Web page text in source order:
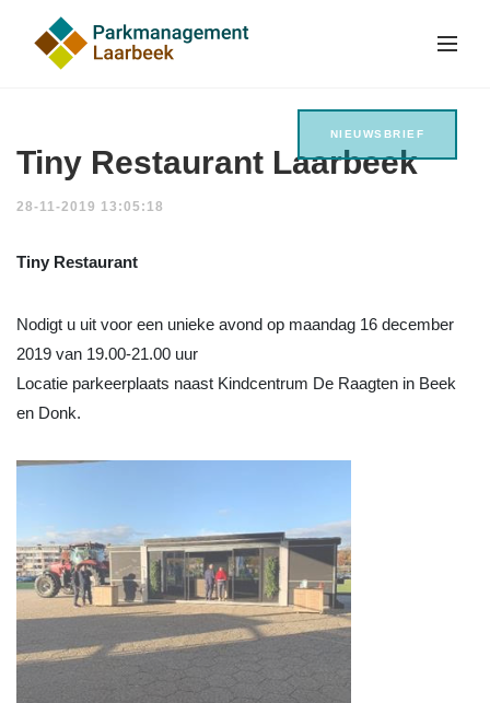
Tiny Restaurant Laarbeek
28-11-2019 13:05:18
Tiny Restaurant
Nodigt u uit voor een unieke avond op maandag 16 december
2019 van 19.00-21.00 uur
Locatie parkeerplaats naast Kindcentrum De Raagten in Beek
en Donk.
NIEUWSBRIEF